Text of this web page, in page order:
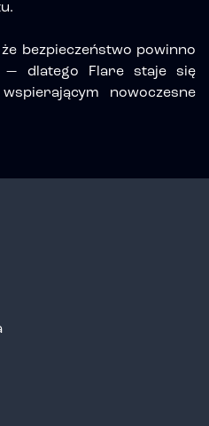
bezpieczeństwo powinno
— dlatego Flare staje się
nowoczesne